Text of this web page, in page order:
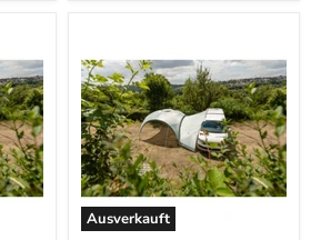
Ausverkauft